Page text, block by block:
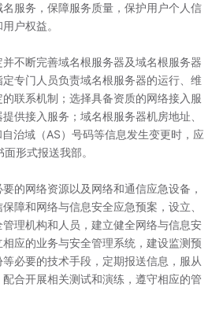
服务，保障服务质量，保护用户个人信
户权益。
断完善域名根服务器及域名根服务器
专门人员负责域名根服务器的运行、维
联系机制；选择具备资质的网络接入服
供接入服务；域名根服务器机房地址、
治域（AS）号码等信息发生变更时，应
形式报送我部。
网络资源以及网络和通信应急设备，
障和网络与信息安全应急预案，设立、
理机构和人员，建立健全网络与信息安
应的业务与安全管理系统，建设监测预
必要的技术手段，定期报送信息，服从
合开展相关测试和演练，遵守相应的管